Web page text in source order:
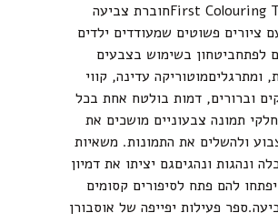
First Colouring Trucksחוברת צביעה
ציורים פשוטים שמעודדים ילדים
לפתחביטחון בשימוש בצבעים
ומתרגליםמוטוריקה עדינה, קווי
וברורים, דמות בולטח אחת בכל
תמונה צבעוניים מושכים את
ולהשלים את התמונות. משאיות
ונהגות ונהגיםגם יציתו את דמיון
להם פתח לסיפורים קסומים
פעילות יפייפה של אוסבורן